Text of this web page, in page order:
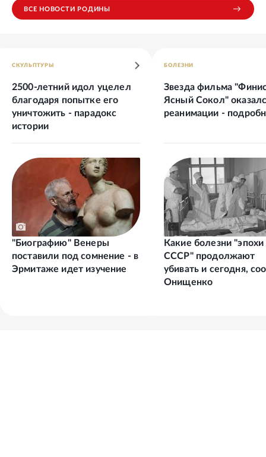
ВСЕ НОВОСТИ РОДИНЫ
СКУЛЬПТУРЫ
2500-летний идол уцелел
благодаря попытке его
уничтожить - парадокс
истории
"Биографию" Венеры
поставили под сомнение - в
Эрмитаже идет изучение
БОЛЕЗНИ
Звезда фильма
Ясный Сокол"
реанимации -
Какие болезни "эпохи
СССР" продолжают
убивать и сегодня,
Онищенко